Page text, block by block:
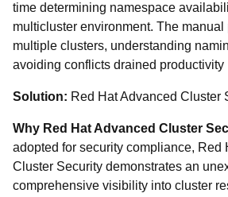
time determining namespace
multicluster environment. The
multiple clusters, understanding
avoiding conflicts drained
Solution: Red Hat Advanced Cluster
Why Red Hat Advanced Cluster
adopted for security compliance, Red
Cluster Security demonstrates an
comprehensive visibility into cluster